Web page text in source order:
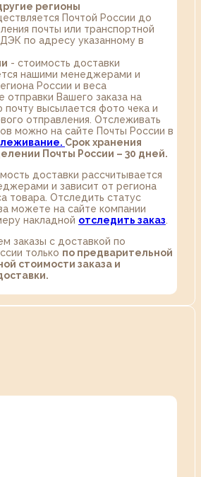
регионы
Почтой России до
почты или транспортной
по адресу указанному в
- стоимость доставки
нашими менеджерами и
России и веса
отправки Вашего заказа на
почту высылается фото чека и
отправления. Отслеживать
можно на сайте Почты России в
Срок хранения
Почты России – 30 дней.
доставки рассчитывается
и зависит от региона
товара. Отследить статус
можете на сайте компании
накладной отследить заказ
заказы с доставкой по
только по предварительной
стоимости заказа и